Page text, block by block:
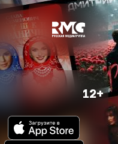
12+